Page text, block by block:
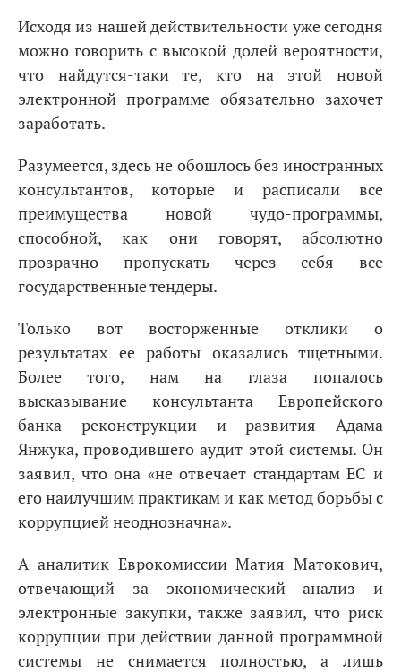
Исходя из нашей действительности уже сегодня
можно говорить с высокой долей вероятности,
что найдутся-таки те, кто на этой новой
электронной программе обязательно захочет
заработать.
Разумеется, здесь не обошлось без иностранных
консультантов, которые и расписали все
преимущества новой чудо-программы,
способной, как они говорят, абсолютно
прозрачно пропускать через себя все
государственные тендеры.
Только вот восторженные отклики о
результатах ее работы оказались тщетными.
Более того, нам на глаза попалось
высказывание консультанта Европейского
банка реконструкции и развития Адама
Янжука, проводившего аудит этой системы. Он
заявил, что она «не отвечает стандартам ЕС и
его наилучшим практикам и как метод борьбы с
коррупцией неоднозначна».
А аналитик Еврокомиссии Матия Матокович,
отвечающий за экономический анализ и
электронные закупки, также заявил, что риск
коррупции при действии данной программной
системы не снимается полностью, а лишь